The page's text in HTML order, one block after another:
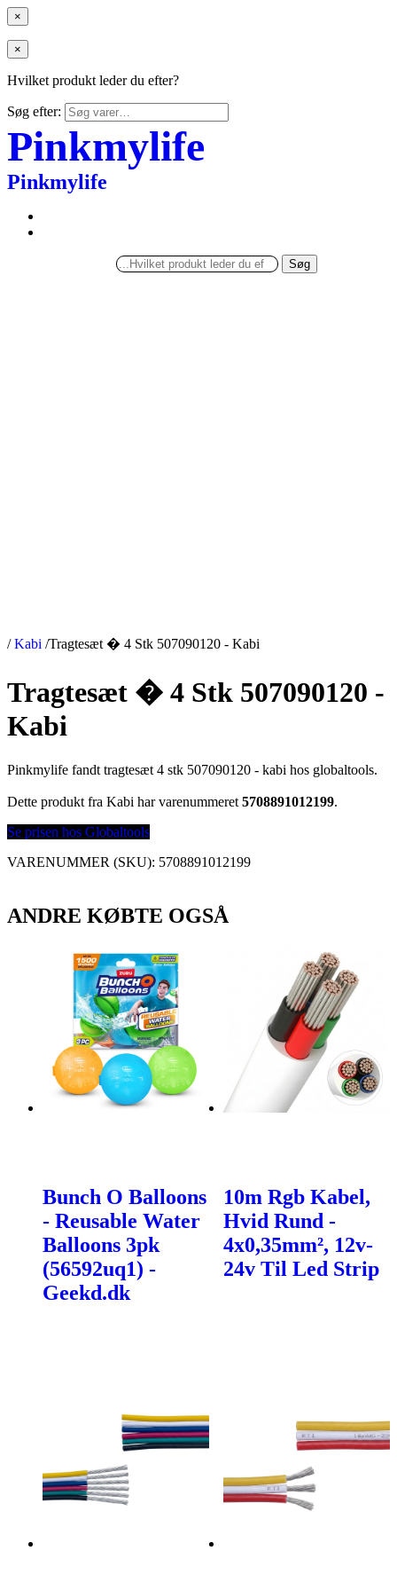
×
×
Hvilket produkt leder du efter?
Søg efter:
Pinkmylife
Pinkmylife
Søg
/ Kabi /Tragtesæt � 4 Stk 507090120 - Kabi
Tragtesæt � 4 Stk 507090120 -
Kabi
Pinkmylife fandt tragtesæt 4 stk 507090120 - kabi hos globaltools.
Dette produkt fra Kabi har varenummeret 5708891012199.
Se prisen hos Globaltools
VARENUMMER (SKU): 5708891012199
ANDRE KØBTE OGSÅ
Bunch O Balloons
- Reusable Water
Balloons 3pk
(56592uq1) -
Geekd.dk
10m Rgb Kabel,
Hvid Rund -
4x0,35mm², 12v-
24v Til Led Strip